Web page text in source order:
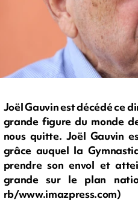
Joël Gauvin est décédé ce
grande figure du monde
nous quitte. Joël Gauvin
grâce auquel la
prendre son envol et
grande sur le plan
rb/www.imazpress.com)